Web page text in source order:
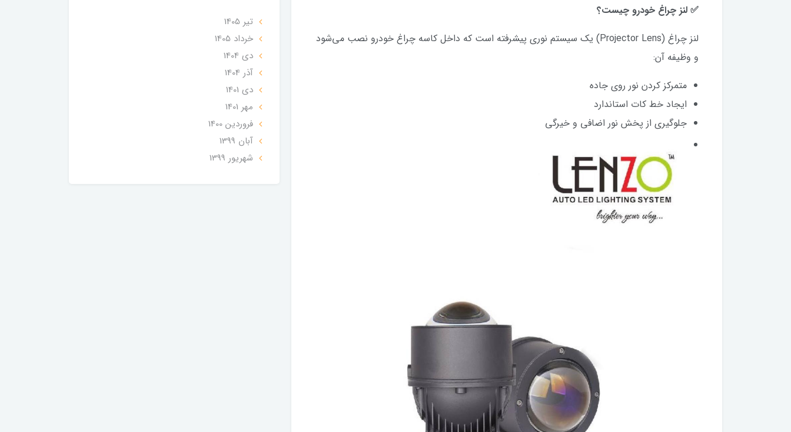
✅ لنز چراغ خودرو چیست؟
لنز چراغ (Projector Lens) یک سیستم نوری پیشرفته است که داخل کاسه چراغ خودرو نصب می‌شود
و وظیفه آن:
متمرکز کردن نور روی جاده
ایجاد خط کات استاندارد
جلوگیری از پخش نور اضافی و خیرگی
تير 1405
خرداد 1405
دی 1404
آذر 1404
دی 1401
مهر 1401
فروردین 1400
آبان 1399
شهریور 1399